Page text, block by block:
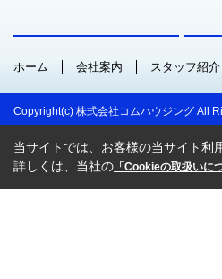
ホーム 会社案内 スタッフ紹介
Copyright(c) 株式会社コムハウジング All
当サイトでは、お客様の当サイト利
詳しくは、当社の 「Cookieの取扱いに